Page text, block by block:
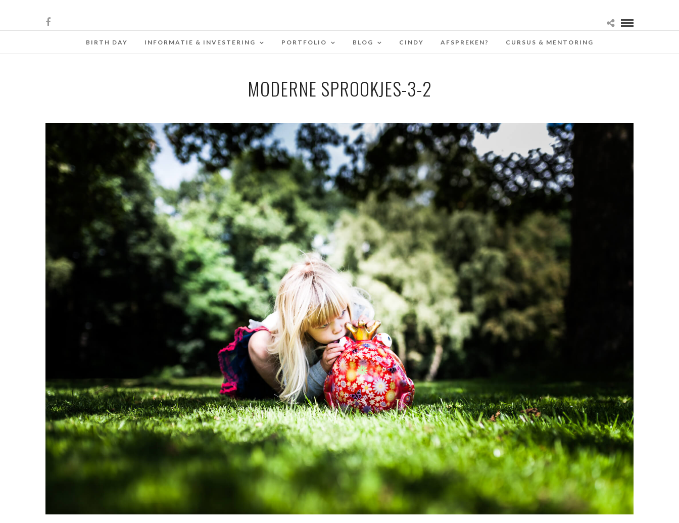
BIRTH DAY INFORMATIE & INVESTERING PORTFOLIO BLOG CINDY AFSPREKEN? CURSUS & MENTORING
MODERNE SPROOKJES-3-2